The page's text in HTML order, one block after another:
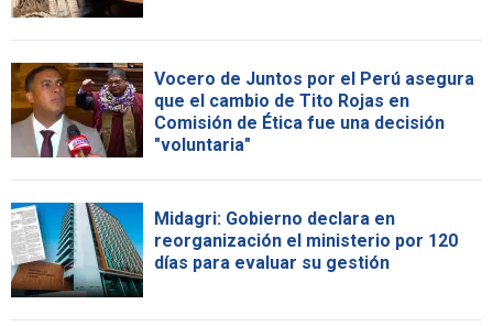
Vocero de Juntos por el Perú asegura
que el cambio de Tito Rojas en
Comisión de Ética fue una decisión
"voluntaria"
Midagri: Gobierno declara en
reorganización el ministerio por 120
días para evaluar su gestión